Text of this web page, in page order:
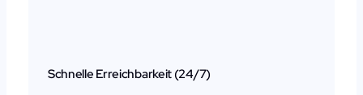
Schnelle Erreichbarkeit (24/7)